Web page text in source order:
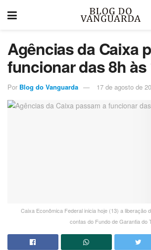
Agências da Caixa
funcionar das 8h às
Por Blog do Vanguarda 17 de agosto de
Caixa Econômica Federal inicia hoje (13) a liberação
contas do Fundo de Garantia do